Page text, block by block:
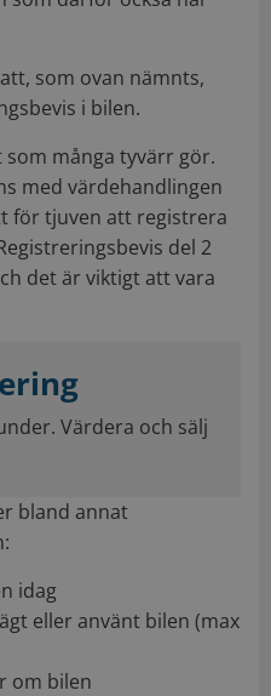
som ovan nämnts,
i bilen.
som många tyvärr gör.
med värdehandlingen
för tjuven att registrera
del 2
det är viktigt att vara
Värdera och sälj
bland annat
idag
eller använt bilen (max
om bilen